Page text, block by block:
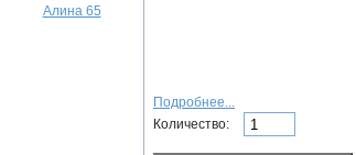
Подробнее...
Количество: